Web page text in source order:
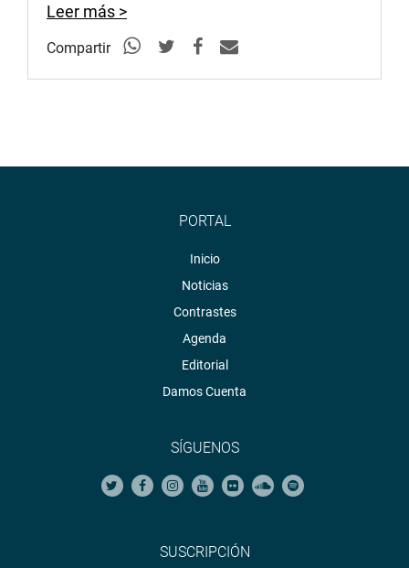
Leer más >
Compartir
PORTAL
Inicio
Noticias
Contrastes
Agenda
Editorial
Damos Cuenta
SÍGUENOS
SUSCRIPCIÓN